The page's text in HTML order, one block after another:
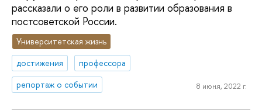
рассказали о его роли в развитии образования в
постсоветской России.
Университетская жизнь
достижения
профессора
репортаж о событии
8 июня, 2022 г.